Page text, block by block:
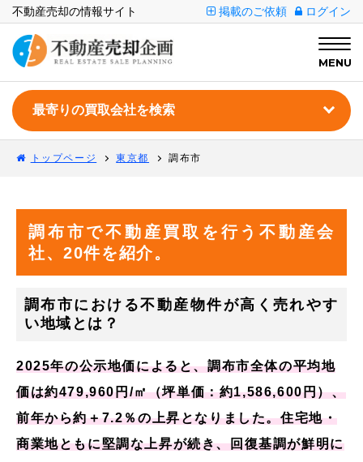
不動産売却の情報サイト 掲載のご依頼 ログイン
MENU
トップページ 東京都 調布市
調布市で不動産買取を行う不動産会
社、20件を紹介。
調布市における不動産物件が高く売れやす
い地域とは？
2025年の公示地価によると、調布市全体の平均地
価は約479,960円/㎡（坪単価：約1,586,600円）、
前年から約＋7.2％の上昇となりました。住宅地・
商業地ともに堅調な上昇が続き、回復基調が鮮明に